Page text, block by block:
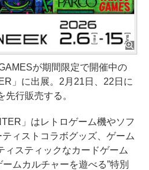
が期間限定で開催中の
」に出展。2月21日、22日に
先行販売する。
」はレトロゲーム機やソフ
ィストコラボグッズ、ゲーム
ィスティックなカードゲーム
ムカルチャーを遊べる”特別